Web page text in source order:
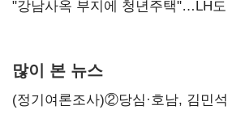
"강남사옥 부지에 청년주택"…LH
많이 본 뉴스
(정기여론조사)②당심·호남, 김민